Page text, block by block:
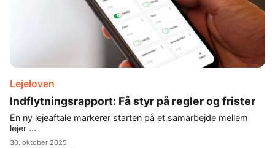
Lejeloven
Indflytningsrapport: Få styr på regler og frister
En ny lejeaftale markerer starten på et samarbejde mellem
lejer ...
30. oktober 2025